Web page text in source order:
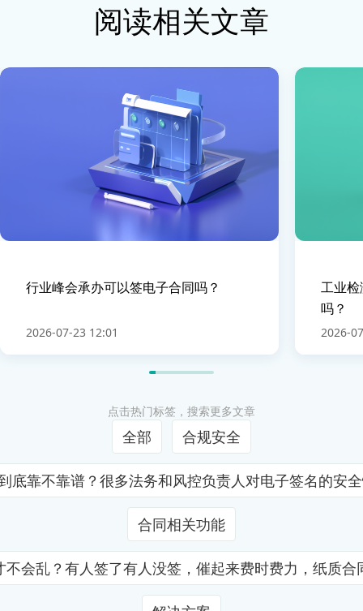
阅读相关文章
行业峰会承办可以签电子合同吗？
2026-07-23 12:01
工业
吗？
2026-
点击热门标签，搜索更多文章
全部 合规安全
靠不靠谱？很多法务和风控负责人对电子签名的
合同相关功能
会乱？有人签了有人没签，催起来费时费力，纸质